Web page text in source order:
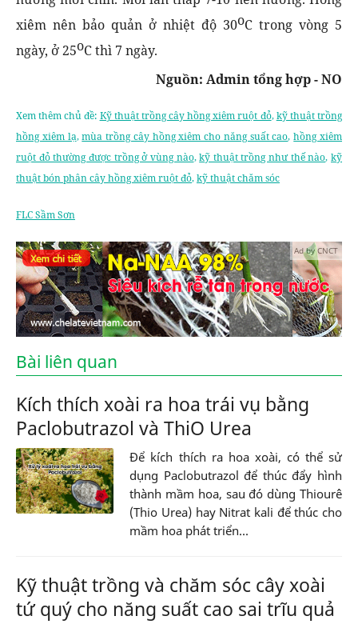
xiêm nên bảo quản ở nhiệt độ 30oC trong vòng 5
ngày, ở 25oC thì 7 ngày.
Nguồn: Admin tổng hợp - NO
Xem thêm chủ đề: Kỹ thuật trồng cây hồng xiêm ruột đỏ,kỹ thuật trồng
hồng xiêm lạ,mùa trồng cây hồng xiêm cho năng suất cao,hồng xiêm
ruột đỏ thường được trồng ở vùng nào,kỹ thuật trồng như thế nào,kỹ
thuật bón phân cây hồng xiêm ruột đỏ,kỹ thuật chăm sóc
FLC Sầm Sơn
Ad by CNCT
Bài liên quan
Kích thích xoài ra hoa trái vụ bằng
Paclobutrazol và ThiO Urea
Để kích thích ra hoa xoài, có thể sử
dụng Paclobutrazol để thúc đẩy hình
thành mầm hoa, sau đó dùng Thiourê
(Thio Urea) hay Nitrat kali để thúc cho
mầm hoa phát triển...
Kỹ thuật trồng và chăm sóc cây xoài
tứ quý cho năng suất cao sai trĩu quả